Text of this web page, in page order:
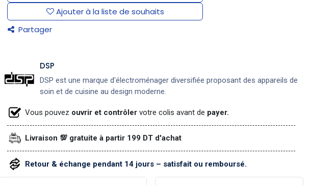
Ajouter à la liste de souhaits
Partager
DSP
DSP est une marque d'électroménager diversifiée proposant des appareils de
soin et de cuisine au design moderne.
Vous pouvez ouvrir et contrôler votre colis avant de payer.
Livraison 💯 gratuite à partir 199 DT d'achat
Retour & échange pendant 14 jours – satisfait ou remboursé.